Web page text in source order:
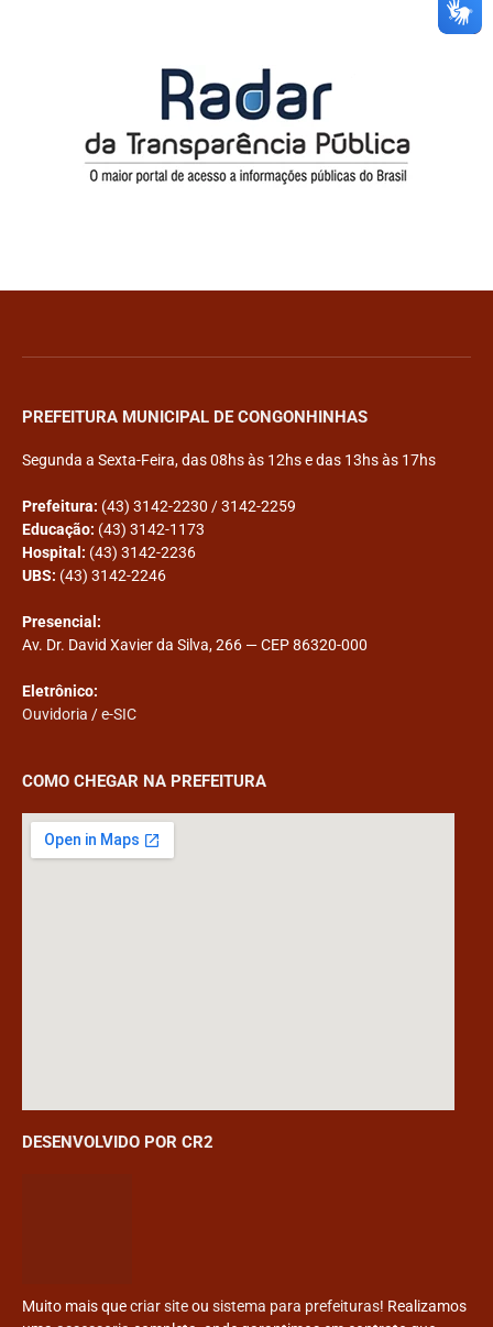
PREFEITURA MUNICIPAL DE CONGONHINHAS
Segunda a Sexta-Feira, das 08hs às 12hs e das 13hs às 17hs
Prefeitura: (43) 3142-2230 / 3142-2259
Educação: (43) 3142-1173
Hospital: (43) 3142-2236
UBS: (43) 3142-2246
Presencial:
Av. Dr. David Xavier da Silva, 266 — CEP 86320-000
Eletrônico:
Ouvidoria /e-SIC
COMO CHEGAR NA PREFEITURA
DESENVOLVIDO POR CR2
Muito mais quecriar siteou sistema para prefeituras! Realizamos